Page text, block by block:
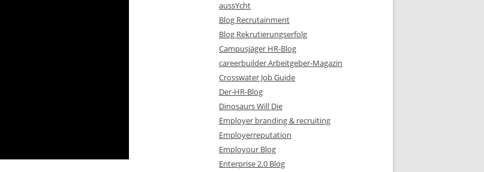
aussYcht
Blog Recrutainment
Blog Rekrutierungserfolg
Campusjäger HR-Blog
careerbuilder Arbeitgeber-Magazin
Crosswater Job Guide
Der-HR-Blog
Dinosaurs Will Die
Employer branding & recruiting
Employerreputation
Employour Blog
Enterprise 2.0 Blog